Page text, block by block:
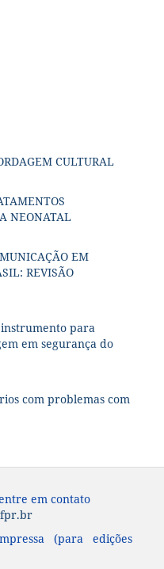
CULTURAL
NEONATAL
EM
REVISÃO
para
em segurança do
com problemas com
em contato
(para edições